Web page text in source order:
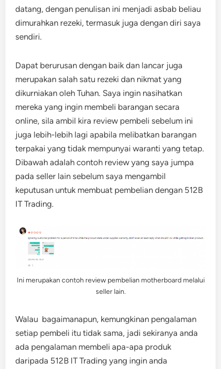
datang, dengan penulisan ini menjadi asbab beliau
dimurahkan rezeki, termasuk juga dengan diri saya
sendiri.
Dapat berurusan dengan baik dan lancar juga
merupakan salah satu rezeki dan nikmat yang
dikurniakan oleh Tuhan. Saya ingin nasihatkan
mereka yang ingin membeli barangan secara
online, sila ambil kira review pembeli sebelum ini
juga lebih-lebih lagi apabila melibatkan barangan
terpakai yang tidak mempunyai waranti yang tetap.
Dibawah adalah contoh review yang saya jumpa
pada seller lain sebelum saya mengambil
keputusan untuk membuat pembelian dengan 512B
IT Trading.
Ini merupakan contoh review pembelian motherboard melalui
seller lain.
Walau bagaimanapun, kemungkinan pengalaman
setiap pembeli itu tidak sama, jadi sekiranya anda
ada pengalaman membeli apa-apa produk
daripada 512B IT Trading yang ingin anda